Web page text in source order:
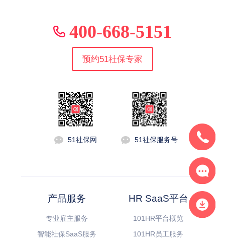
400-668-5151
预约51社保专家
51社保网 51社保服务号
产品服务
专业雇主服务
智能社保SaaS服务
HR SaaS平台
101HR平台概览
101HR员工服务